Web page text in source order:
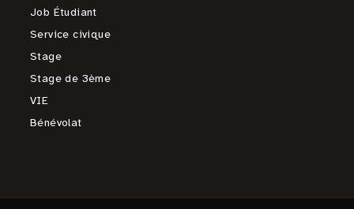
Job Étudiant
Service civique
Stage
Stage de 3ème
VIE
Bénévolat